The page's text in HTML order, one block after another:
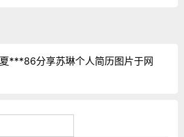
***86分享苏琳个人简历图片于网